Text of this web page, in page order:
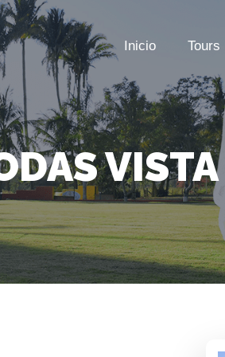
Inicio Tours